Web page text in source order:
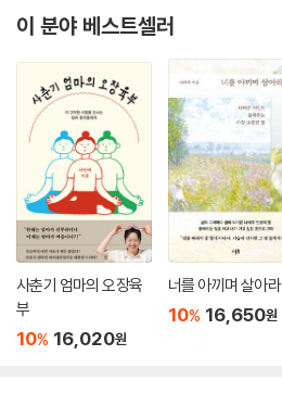
이 분야 베스트셀러
사춘기 엄마의 오장육
부
10% 16,020원
너를 아끼며 살아라
10% 16,650원